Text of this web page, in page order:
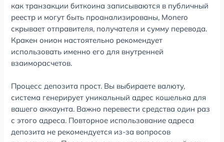
как транзакции биткоина записываются в публичный
реестр и могут быть проанализированы, Monero
скрывает отправителя, получателя и сумму перевода.
Кракен онион настоятельно рекомендует
использовать именно его для внутренней
взаиморасчетов.
Процесс депозита прост. Вы выбираете валюту,
система генерирует уникальный адрес кошелька для
вашего аккаунта. Важно перевести средства один раз
с этого адреса. Повторное использование адреса
депозита не рекомендуется из-за вопросов